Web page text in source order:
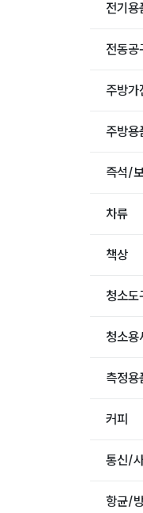
전기용
전동공
주방가
주방용
즉석/
차류
책상
청소도
청소용
측정용
커피
통신/
항균/